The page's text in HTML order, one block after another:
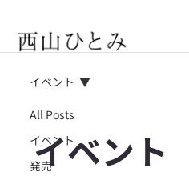
All Posts
イベント
発売
イベント
イベント